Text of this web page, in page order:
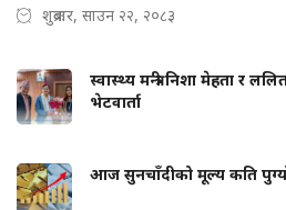
शुक्रबार, साउन २२, २०८३
स्वास्थ्य मन्त्री निशा मेहता र
भेटवार्ता
आज सुनचाँदीको मूल्य कति